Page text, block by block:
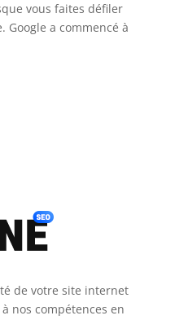
vous faites défiler
Google a commencé à
de votre site internet
nos compétences en